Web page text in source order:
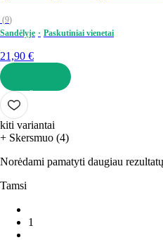
(9)
Sandėlyje
Paskutiniai vienetai
21,90 €
Į KREPŠELĮ
kiti variantai
+ Skersmuo (4)
Norėdami pamatyti daugiau
Tamsi
1